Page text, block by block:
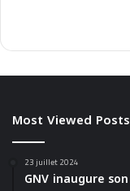
Most Viewed Posts
23 juillet 2024
GNV inaugure